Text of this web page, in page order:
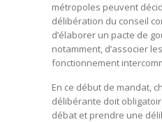
métropoles peuvent
délibération du conseil
d’élaborer un pacte de
notamment, d’associer
fonctionnement
En ce début de mandat,
délibérante doit
débat et prendre une